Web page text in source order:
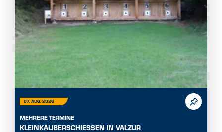
07. AUG. 2026
MEHRERE TERMINE
SIEDLUNGSWEG 50, 6562 MATHON/VALZUR